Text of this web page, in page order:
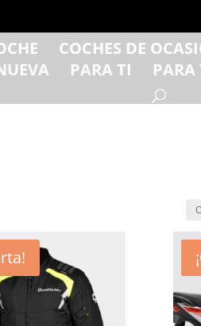
COCHES DE
PARA TI